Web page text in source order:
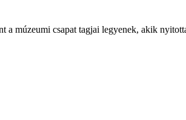
múzeumi csapat tagjai legyenek, akik